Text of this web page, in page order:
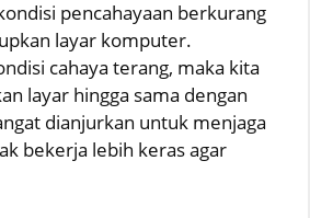
pencahayaan berkurang
layar komputer.
cahaya terang, maka kita
layar hingga sama dengan
dianjurkan untuk menjaga
bekerja lebih keras agar